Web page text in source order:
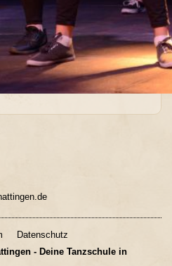
Datenschutz
- Deine Tanzschule in